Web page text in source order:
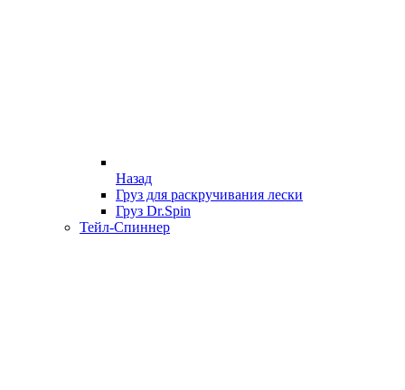
Назад
Груз для раскручивания лески
Груз Dr.Spin
Тейл-Спиннер